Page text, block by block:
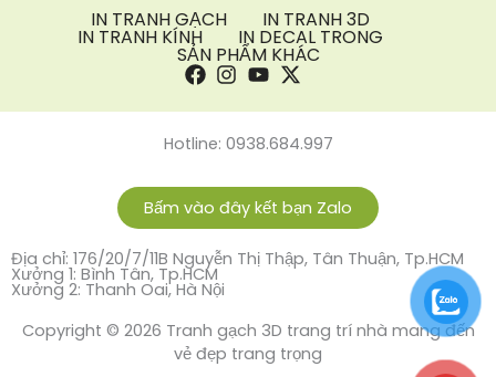
IN TRANH GẠCH IN TRANH 3D
IN TRANH KÍNH IN DECAL TRONG
SẢN PHẨM KHÁC
Hotline: 0938.684.997
Bấm vào đây kết bạn Zalo
Địa chỉ: 176/20/7/11B Nguyễn Thị Thập, Tân Thuận, Tp.HCM
Xưởng 1: Bình Tân, Tp.HCM
Xưởng 2: Thanh Oai, Hà Nội
Copyright © 2026 Tranh gạch 3D trang trí nhà mang đến
vẻ đẹp trang trọng